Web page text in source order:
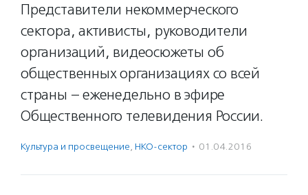
Представители некоммерческого
сектора, активисты, руководители
организаций, видеосюжеты об
общественных организациях со всей
страны – еженедельно в эфире
Общественного телевидения России.
Культура и просвещение, НКО-сектор · 01.04.2016